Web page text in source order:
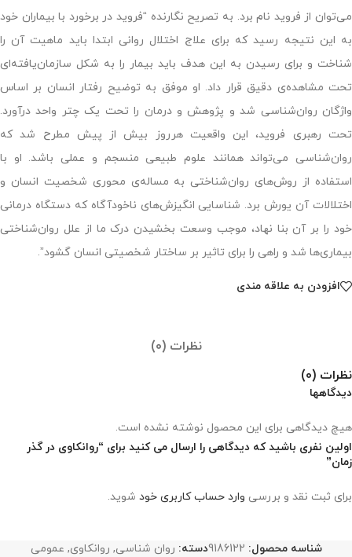
می‌توان از فروید نام برد. به تصریح نگارنده “فروید در برخورد با بیماران خود
به این نتیجه رسید که برای علاج اختلال روانی ابتدا باید ماهیت آن را
شناخت و برای رسیدن به این هدف باید بیمار را به شکل سازمان‌یافته‌ای
تحت مشاهده‌ی دقیق قرار داد. او موفق به توضیح رفتار انسان بر اساس
واژگان روان‌شناسی شد و پژوهش و درمان را تحت یک چتر واحد درآورد.
تحت رهبری فروید، این واقعیت هرروز بیش از پیش مطرح شد که
روان‌شناسی می‌تواند همانند علوم طبیعی منسجم و عملی باشد. او با
استفاده از روش‌های روان‌شناختی به مساله‌ی محوری شخصیت انسان و
اختلالات آن یورش برد. شناسایی انگیزش‌های ناخودآگاه که دستگاه درمانی
خود را بر آن بنا نهاد، موجب وسعت بخشیدن درک ما از علل روان‌شناختی
بیماری‌ها شد و راهی را برای تاثیر بر ساختار شخصیتی انسان گشود”.
افزودن به علاقه مندی
نظرات (0)
نظرات (0)
دیدگاهها
هیچ دیدگاهی برای این محصول نوشته نشده است.
اولین نفری باشید که دیدگاهی را ارسال می کنید برای “روانکاوی در گذر
زمان”
برای ثبت نقد و بررسی وارد حساب کاربری خود شوید.
شناسه محصول: 9186122دسته: روان شناسی, روانکاوی, عمومی